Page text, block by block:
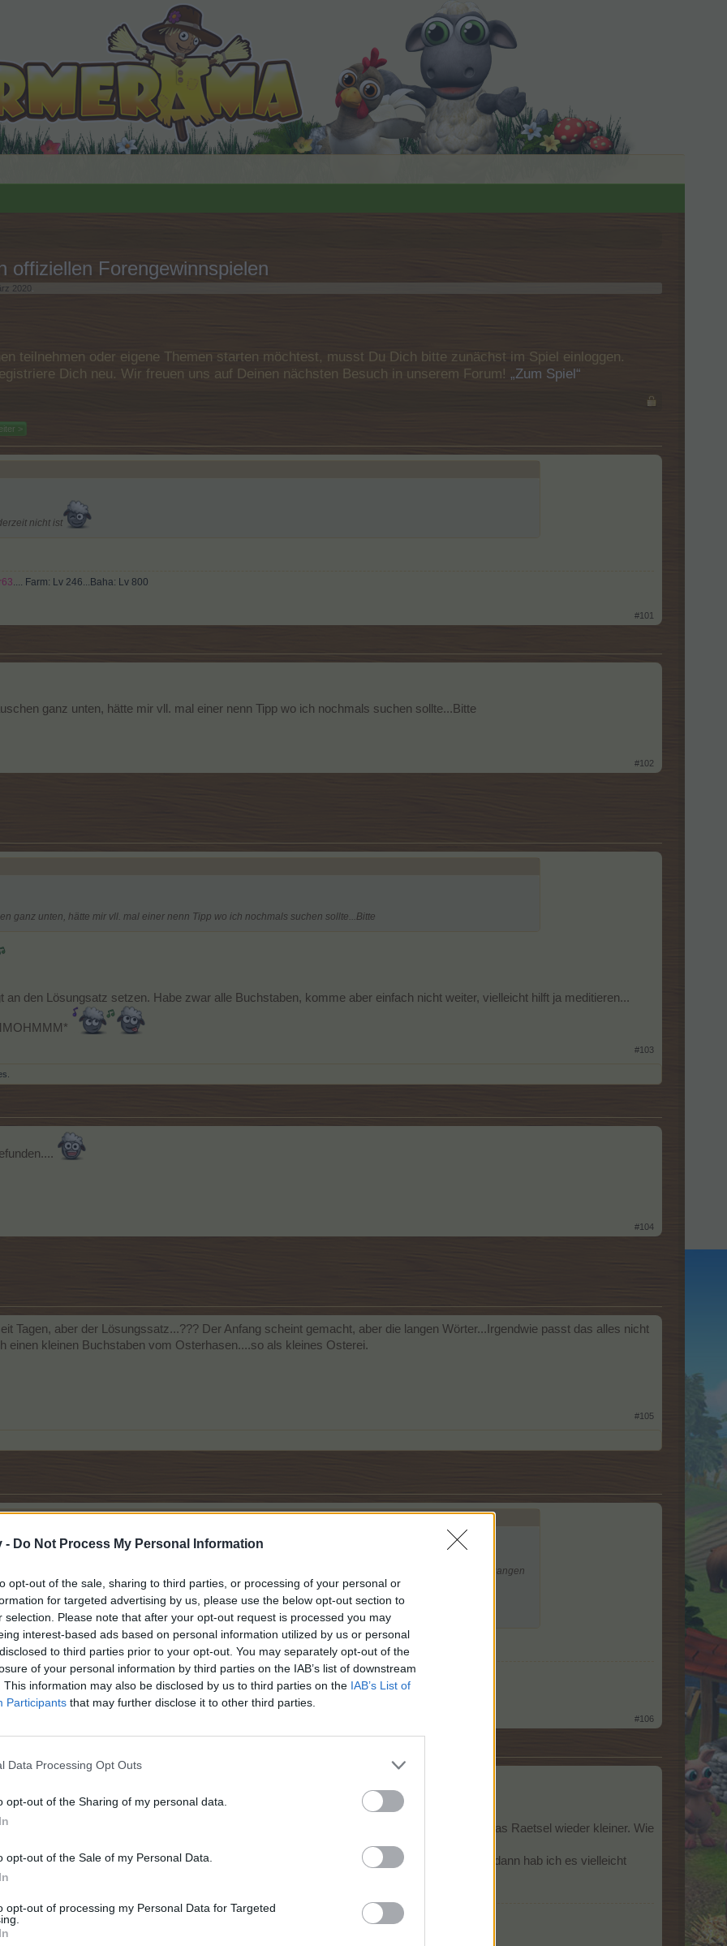
- Do Not Process My Personal Information
opt-out of the sale, sharing to third parties, or processing of your personal or
for targeted advertising by us, please use the below opt-out section to
selection. Please note that after your opt-out request is processed you may
interest-based ads based on personal information utilized by us or personal
to third parties prior to your opt-out. You may separately opt-out of the
of your personal information by third parties on the IAB’s list of downstream
This information may also be disclosed by us to third parties on the IAB’s List of
Participants that may further disclose it to other third parties.
Data Processing Opt Outs
opt-out of the Sharing of my personal data.
opt-out of the Sale of my Personal Data.
opt-out of processing my Personal Data for Targeted
offiziellen Forengewinnspielen
2020
teilnehmen oder eigene Themen starten möchtest, musst Du Dich bitte zunächst im Spiel einloggen.
Dich neu. Wir freuen uns auf Deinen nächsten Besuch in unserem Forum! „Zum Spiel“
>
nicht ist
.... Farm: Lv 246...Baha: Lv 800
#101
ganz unten, hätte mir vll. mal einer nenn Tipp wo ich nochmals suchen sollte...Bitte
#102
ganz unten, hätte mir vll. mal einer nenn Tipp wo ich nochmals suchen sollte...Bitte
an den Lösungsatz setzen. Habe zwar alle Buchstaben, komme aber einfach nicht weiter, vielleicht hilft ja meditieren...
#103
#104
Tagen, aber der Lösungssatz...??? Der Anfang scheint gemacht, aber die langen Wörter...Irgendwie passt das alles nicht
einen kleinen Buchstaben vom Osterhasen....so als kleines Osterei.
#105
habe
dem ich über G&T ein "Tauschangebot erstellte" und dann unter suche nach Alpabetischer Sortierung durchgegangen
am Anfang der Liste fündig
23), Markt 02
Manager Stufe 2, Bäcker Stufe 2
#106
Umstaenden entsprechend
und hoffe ich bin hier richtig.
in die Kaestchen einzugeben aber es ging nicht. Sobald ich darauf geklickt habe, wurde das Raetsel wieder kleiner. Wie
dann rein ?
Raetsel sowieso nicht, aber ich denke ich muss es mir noch 30 x ansehen und durchlesen, dann hab ich es vielleicht
words cant say what love can do ( Bon Jovi / Duesseldorf-2019) Bon Jovi hardcore Fan seit 1996
ID:53153092